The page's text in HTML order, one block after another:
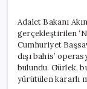
Adalet Bakanı
gerçekleştirilen
Cumhuriyet
dışı bahis’
bulundu. Gürlek,
yürütülen kararlı